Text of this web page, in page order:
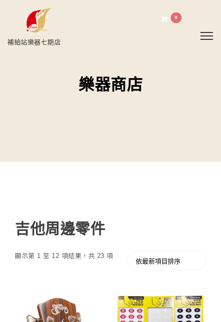
補給站樂器七期店
0
樂器商店
吉他周邊零件
顯示第 1 至 12 項結果，共 23 項